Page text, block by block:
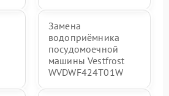
Замена
водоприёмника
посудомоечной
машины Vestfrost
WVDWF424T01W